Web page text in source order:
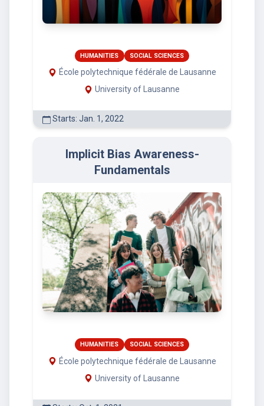
HUMANITIES SOCIAL SCIENCES
École polytechnique fédérale de Lausanne
University of Lausanne
Starts: Jan. 1, 2022
Implicit Bias Awareness-
Fundamentals
HUMANITIES SOCIAL SCIENCES
École polytechnique fédérale de Lausanne
University of Lausanne